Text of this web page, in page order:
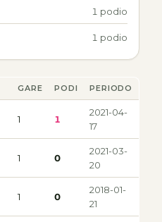
1 podio
1 podio
GARE PODI PERIODO
1 1
2021-04-
17
1 0
2021-03-
20
1 0
2018-01-
21